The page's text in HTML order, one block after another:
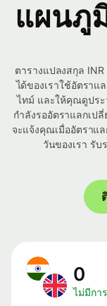
แผนภู
ตารางแปลงสกุล
ได้ของเราใช้อัตราแ
ไทม์ และให้คุณดูปร
กำลังรออัตราแลกเป
จะแจ้งคุณเมื่ออัตราแ
วันของเรา รั
0
ไม่มีกา